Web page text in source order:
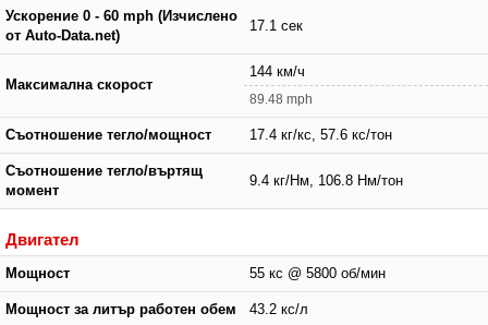
Ускорение 0 - 60 mph (Изчислено
от Auto-Data.net)
17.1 сек
Максимална скорост
144 км/ч
89.48 mph
Съотношение тегло/мощност 17.4 кг/кс, 57.6 кс/тон
Съотношение тегло/въртящ
момент
9.4 кг/Нм, 106.8 Нм/тон
Двигател
Мощност 55 кс @ 5800 об/мин
Мощност за литър работен обем 43.2 кс/л